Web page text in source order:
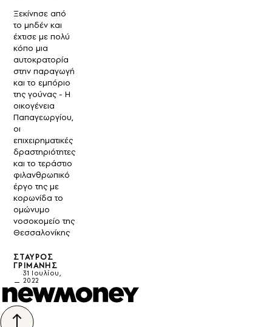
Ξεκίνησε από
το μηδέν και
έχτισε με πολύ
κόπο μια
αυτοκρατορία
στην παραγωγή
και το εμπόριο
της γούνας - Η
οικογένεια
Παπαγεωργίου,
οι
επιχειρηματικές
δραστηριότητες
και το τεράστιο
φιλανθρωπικό
έργο της με
κορωνίδα το
ομώνυμο
νοσοκομείο της
Θεσσαλονίκης
ΣΤΑΎΡΟΣ
ΓΡΙΜΆΝΗΣ
31 Ιουλίου,
2022